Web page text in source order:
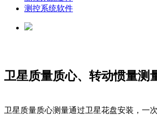
测控系统软件
卫星质量质心、转动惯量测
卫星质量质心测量通过卫星花盘安装，一